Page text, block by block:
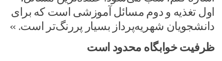
اول تغذیه و دوم مسائل آموزشی است که برای
دانشجویان شهریه‌پرداز بسیار پررنگ‌تر است. »
ظرفیت خوابگاه محدود است